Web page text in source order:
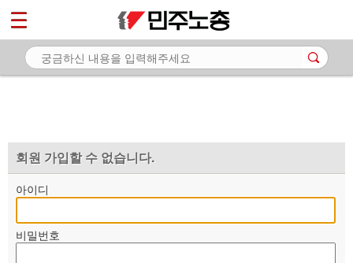
회원 가입할 수 없습니다.
아이디
비밀번호
마이페이지
소개
자료
부설기관